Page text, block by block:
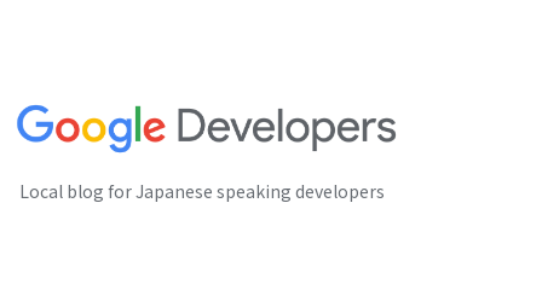
Local blog for Japanese speaking developers